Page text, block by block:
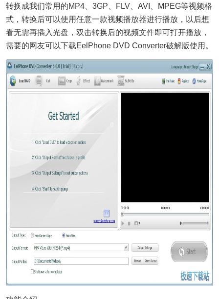
转换成我们常用的MP4、3GP、FLV、AVI、MPEG等视频格
式，转换后可以使用任意一款视频播放器进行播放，以后想
看无需再插入光盘，双击转换后的视频文件即可打开播放，
需要的网友可以下载EelPhone DVD Converter破解版使用。